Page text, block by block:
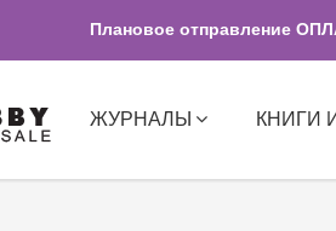
Плановое отправление
ЖУРНАЛЫ КНИГИ